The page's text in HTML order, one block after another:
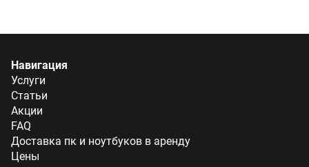
Навигация
Услуги
Статьи
Акции
FAQ
Доставка пк и ноутбуков в аренду
Цены